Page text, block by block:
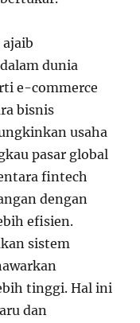
dunia
e-commerce
bisnis
usaha
pasar global
fintech
dengan
efisien.
sistem
tinggi. Hal ini
dan